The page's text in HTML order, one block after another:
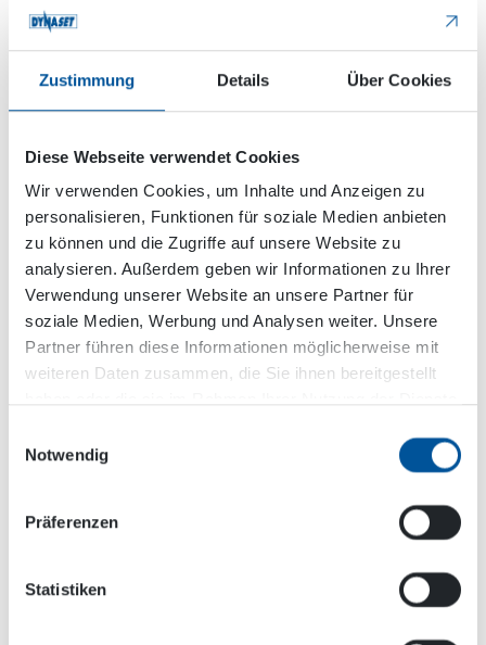
Zustimmung Details Über Cookies
Diese Webseite verwendet Cookies
Wir verwenden Cookies, um Inhalte und Anzeigen zu
personalisieren, Funktionen für soziale Medien anbieten
zu können und die Zugriffe auf unsere Website zu
analysieren. Außerdem geben wir Informationen zu Ihrer
Verwendung unserer Website an unsere Partner für
soziale Medien, Werbung und Analysen weiter. Unsere
Partner führen diese Informationen möglicherweise mit
weiteren Daten zusammen, die Sie ihnen bereitgestellt
Notwendig
Präferenzen
Statistiken
transportieren. Das Hochdruckwasser bindet den
Bohrstaub und dieser wird mit der Erde in den
Das Comacchio Bohrgerät ist mit einer HPW-Pumpe
ausgestattet. Der Wasserstrom der Pumpe wird in
das zu bohrende Loch geleitet. Der Wasserstrahl
fuhren dann weiter zur nächsten Baustelle, wo
gebaut wurden. Auf dem Gelände arbeiteten vier